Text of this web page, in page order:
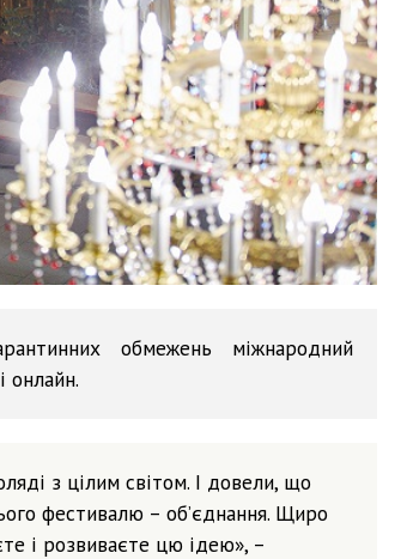
обмежень міжнародний
онлайн.
з цілим світом. І довели, що
фестивалю – об’єднання. Щиро
і розвиваєте цю ідею», –